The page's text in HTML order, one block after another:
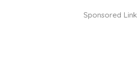
Sponsored Link